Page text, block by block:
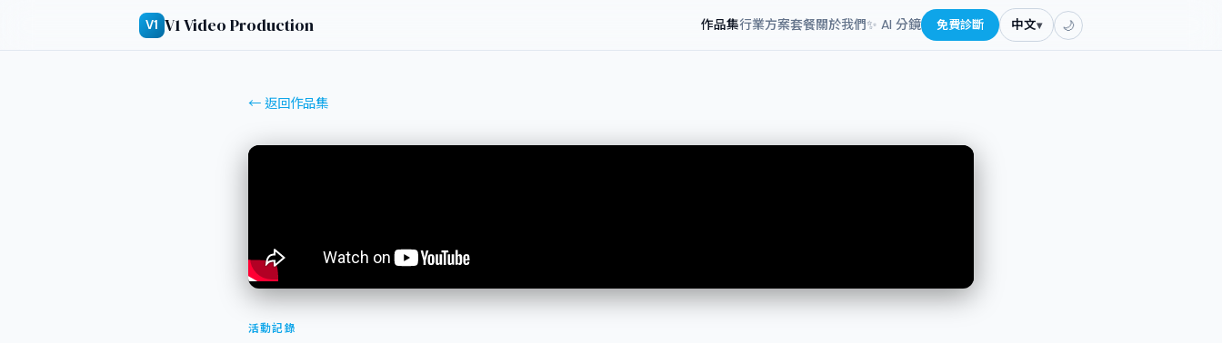
V1 V1 Video Production 作品集行業方案套餐關於我們✨ AI 分鏡 免費診斷 中文▾ 🌙
← 返回作品集
活動記錄